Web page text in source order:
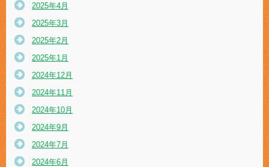
2025年4月
2025年3月
2025年2月
2025年1月
2024年12月
2024年11月
2024年10月
2024年9月
2024年7月
2024年6月